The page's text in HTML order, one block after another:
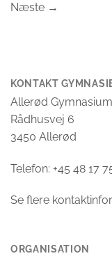
Næste →
KONTAKT
Allerød Gymnasium
Rådhusvej 6
3450 Allerød
Telefon: +45 48 17
Se flere
ORGANISATION